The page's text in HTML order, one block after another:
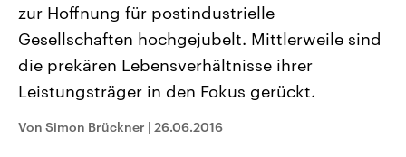
Landtagswahl Sachsen-Anhalt
2026
Alle Informationen
Sachsen-Anhalt wählt am 6.
Landtag. Seit 2021 wird das
USA
Aktuelle Beiträge,
Hintergründe
Wirtschaftlich und
zur Hoffnung für postindustrielle
Gesellschaften hochgejubelt. Mittlerweile sind
die prekären Lebensverhältnisse ihrer
Leistungsträger in den Fokus gerückt.
Von Simon Brückner | 26.06.2016